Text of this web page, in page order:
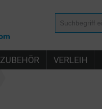
ZUBEHÖR VERLEIH